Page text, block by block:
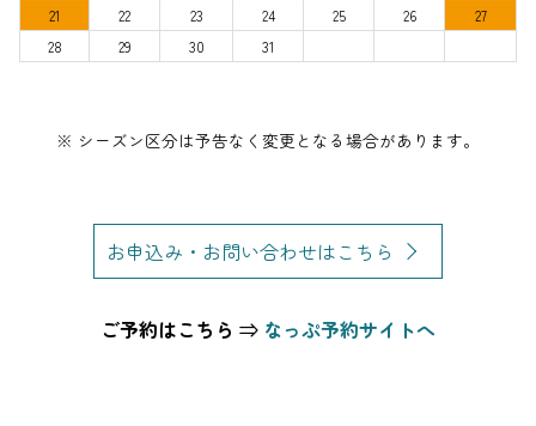
21
22 23 24 25 26
27
28
29 30 31
※ シーズン区分は予告なく変更となる場合があります。
お申込み・お問い合わせはこちら
ご予約はこちら ⇒ なっぷ予約サイトへ